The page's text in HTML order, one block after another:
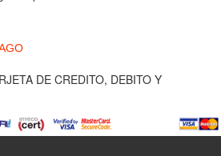
DE CREDITO, DEBITO Y